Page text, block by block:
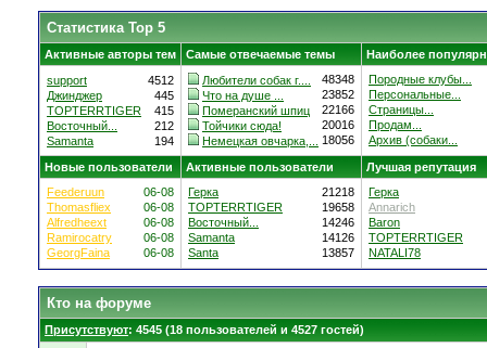
Статистика Top 5
Активные авторы тем Самые отвечаемые темы
Наиболее
support
4512
Джинджер
445
TOPTERRTIGER
415
Восточный...
212
Samanta
194
Любители собак г....
48348
Что на душе ...
23852
Померанский шпиц
22166
Тойчики сюда!
20016
Немецкая овчарка,...
18056
Породные клубы...
Персональные...
Страницы...
Продам...
Архив (собаки...
Новые пользователи Активные пользователи
Лучшая репутация
Feederuun
06-08
Thomasfliex
06-08
Alfredheext
06-08
Ramirocatry
06-08
GeorgFaina
06-08
Герка
21218
TOPTERRTIGER
19658
Восточный...
14246
Samanta
14126
Santa
13857
Герка
Annarich
Baron
TOPTERRTIGER
NATALI78
Кто на форуме
Присутствуют: 4545 (18 пользователей и 4527 гостей)